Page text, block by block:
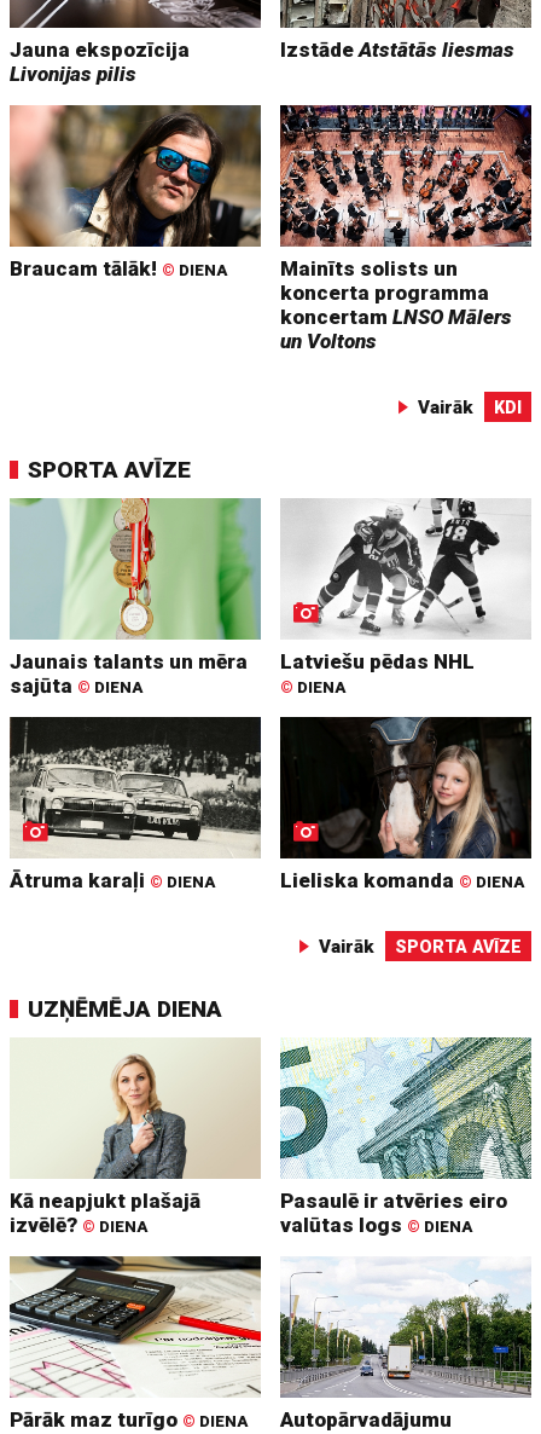
Jauna ekspozīcija
Livonijas pilis
IzstādeAtstātās liesmas
Braucam tālāk! © DIENA
Mainīts solists un
koncerta programma
koncertamLNSO Mālers
un Voltons
Vairāk KDI
SPORTA AVĪZE
Jaunais talants un mēra
sajūta © DIENA
Latviešu pēdas NHL
© DIENA
Ātruma karaļi © DIENA Lieliska komanda © DIENA
Vairāk SPORTA AVĪZE
UZŅĒMĒJA DIENA
Kā neapjukt plašajā
izvēlē? © DIENA
Pasaulē ir atvēries eiro
valūtas logs © DIENA
Pārāk maz turīgo © DIENA
Autopārvadājumu